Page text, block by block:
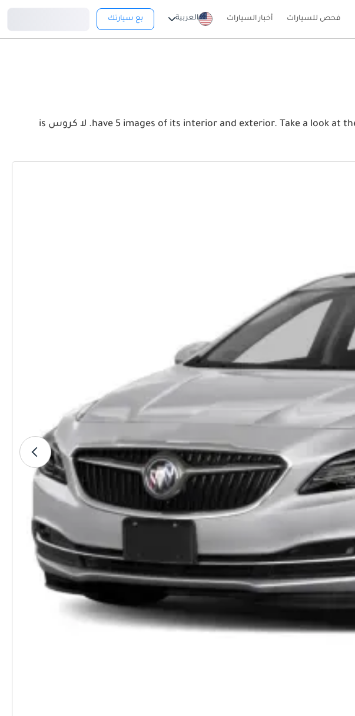
فحص للسيارات أخبار السيارات العربية بع سيارتك
View the latest بويك لا كروس 2026 image gallery. بويك لا كروس have 5 images of its interior and exterior. Take a look at the Front, Rear and Side profiles. لا كروس is